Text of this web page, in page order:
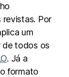
revistas. Por
um
de todos os
. Já a
formato